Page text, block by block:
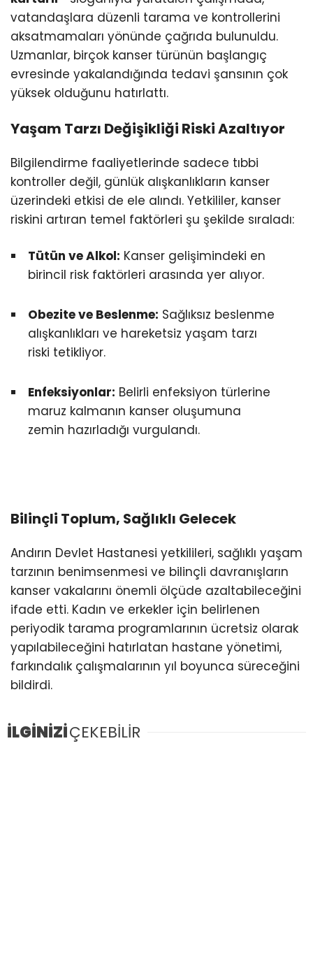
vatandaşlara düzenli tarama ve kontrollerini
aksatmamaları yönünde çağrıda bulunuldu.
Uzmanlar, birçok kanser türünün başlangıç
evresinde yakalandığında tedavi şansının çok
yüksek olduğunu hatırlattı.
Yaşam Tarzı Değişikliği Riski Azaltıyor
Bilgilendirme faaliyetlerinde sadece tıbbi
kontroller değil, günlük alışkanlıkların kanser
üzerindeki etkisi de ele alındı. Yetkililer, kanser
riskini artıran temel faktörleri şu şekilde sıraladı:
Tütün ve Alkol: Kanser gelişimindeki en
birincil risk faktörleri arasında yer alıyor.
Obezite ve Beslenme: Sağlıksız beslenme
alışkanlıkları ve hareketsiz yaşam tarzı
riski tetikliyor.
Enfeksiyonlar: Belirli enfeksiyon türlerine
maruz kalmanın kanser oluşumuna
zemin hazırladığı vurgulandı.
Bilinçli Toplum, Sağlıklı Gelecek
Andırın Devlet Hastanesi yetkilileri, sağlıklı yaşam
tarzının benimsenmesi ve bilinçli davranışların
kanser vakalarını önemli ölçüde azaltabileceğini
ifade etti. Kadın ve erkekler için belirlenen
periyodik tarama programlarının ücretsiz olarak
yapılabileceğini hatırlatan hastane yönetimi,
farkındalık çalışmalarının yıl boyunca süreceğini
bildirdi.
İLGİNİZİÇEKEBİLİR